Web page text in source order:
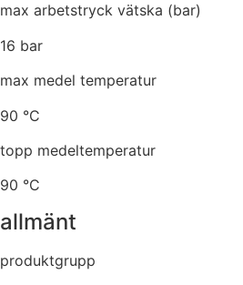
max arbetstryck vätska (bar)
16 bar
max medel temperatur
90 °C
topp medeltemperatur
90 °C
allmänt
produktgrupp